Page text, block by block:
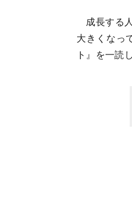
成長する
大きくなっ
ト』を一読